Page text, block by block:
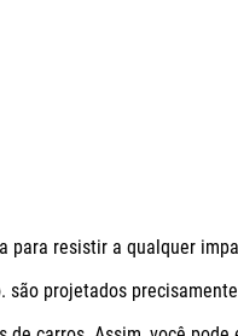
para resistir a qualquer
projetados